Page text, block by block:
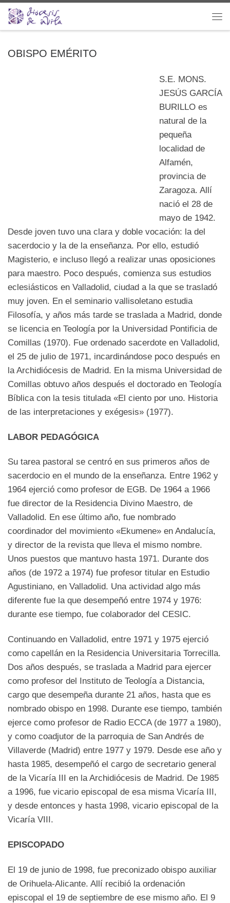
Saltar al contenido
OBISPO EMÉRITO
S.E. MONS.
JESÚS GARCÍA
BURILLO es
natural de la
pequeña
localidad de
Alfamén,
provincia de
Zaragoza. Allí
nació el 28 de
mayo de 1942.
Desde joven tuvo una clara y doble vocación: la del
sacerdocio y la de la enseñanza. Por ello, estudió
Magisterio, e incluso llegó a realizar unas oposiciones
para maestro. Poco después, comienza sus estudios
eclesiásticos en Valladolid, ciudad a la que se trasladó
muy joven. En el seminario vallisoletano estudia
Filosofía, y años más tarde se traslada a Madrid, donde
se licencia en Teología por la Universidad Pontificia de
Comillas (1970). Fue ordenado sacerdote en Valladolid,
el 25 de julio de 1971, incardinándose poco después en
la Archidiócesis de Madrid. En la misma Universidad de
Comillas obtuvo años después el doctorado en Teología
Bíblica con la tesis titulada «El ciento por uno. Historia
de las interpretaciones y exégesis» (1977).
LABOR PEDAGÓGICA
Su tarea pastoral se centró en sus primeros años de
sacerdocio en el mundo de la enseñanza. Entre 1962 y
1964 ejerció como profesor de EGB. De 1964 a 1966
fue director de la Residencia Divino Maestro, de
Valladolid. En ese último año, fue nombrado
coordinador del movimiento «Ekumene» en Andalucía,
y director de la revista que lleva el mismo nombre.
Unos puestos que mantuvo hasta 1971. Durante dos
años (de 1972 a 1974) fue profesor titular en Estudio
Agustiniano, en Valladolid. Una actividad algo más
diferente fue la que desempeñó entre 1974 y 1976:
durante ese tiempo, fue colaborador del CESIC.
Continuando en Valladolid, entre 1971 y 1975 ejerció
como capellán en la Residencia Universitaria Torrecilla.
Dos años después, se traslada a Madrid para ejercer
como profesor del Instituto de Teología a Distancia,
cargo que desempeña durante 21 años, hasta que es
nombrado obispo en 1998. Durante ese tiempo, también
ejerce como profesor de Radio ECCA (de 1977 a 1980),
y como coadjutor de la parroquia de San Andrés de
Villaverde (Madrid) entre 1977 y 1979. Desde ese año y
hasta 1985, desempeñó el cargo de secretario general
de la Vicaría III en la Archidiócesis de Madrid. De 1985
a 1996, fue vicario episcopal de esa misma Vicaría III,
y desde entonces y hasta 1998, vicario episcopal de la
Vicaría VIII.
EPISCOPADO
El 19 de junio de 1998, fue preconizado obispo auxiliar
de Orihuela-Alicante. Allí recibió la ordenación
episcopal el 19 de septiembre de ese mismo año. El 9